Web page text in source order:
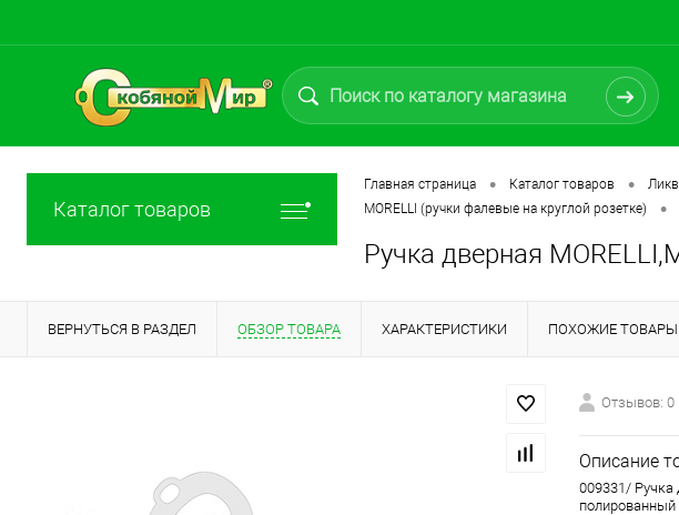
Каталог товаров
Главная страница • Каталог товаров •
MORELLI (ручки фалевые на круглой розетке) •
Ручка дверная
ВЕРНУТЬСЯ В РАЗДЕЛ ОБЗОР ТОВАРА ХАРАКТЕРИСТИКИ ПОХОЖИЕ ТОВАРЫ
Отзывов: 0
Описание
009331/ Ручка
полированный